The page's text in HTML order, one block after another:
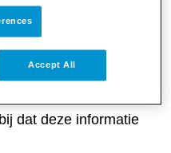
hun familie,
zorgt voor een
en dus ook
dat deze informatie
Accept All